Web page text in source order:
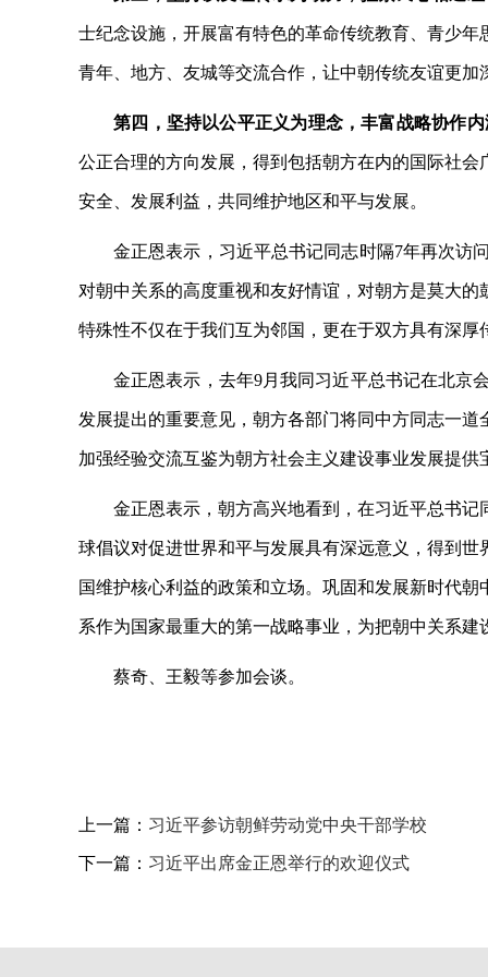
士纪念设施，开展富有特色的革命传统教育、青少
青年、地方、友城等交流合作，让中朝传统友谊更加
第四，坚持以公平正义为理念，丰富战略协作
公正合理的方向发展，得到包括朝方在内的国际社
安全、发展利益，共同维护地区和平与发展。
金正恩表示，习近平总书记同志时隔7年再次访
对朝中关系的高度重视和友好情谊，对朝方是莫大
特殊性不仅在于我们互为邻国，更在于双方具有深
金正恩表示，去年9月我同习近平总书记在北京
发展提出的重要意见，朝方各部门将同中方同志一
加强经验交流互鉴为朝方社会主义建设事业发展提
金正恩表示，朝方高兴地看到，在习近平总书
球倡议对促进世界和平与发展具有深远意义，得到
国维护核心利益的政策和立场。巩固和发展新时代
系作为国家最重大的第一战略事业，为把朝中关系
蔡奇、王毅等参加会谈。
上一篇： 习近平参访朝鲜劳动党中央干部学校
下一篇： 习近平出席金正恩举行的欢迎仪式